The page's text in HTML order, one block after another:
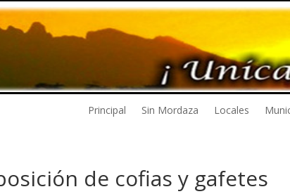
Principal Sin Mordaza Locales
de cofias y gafetes